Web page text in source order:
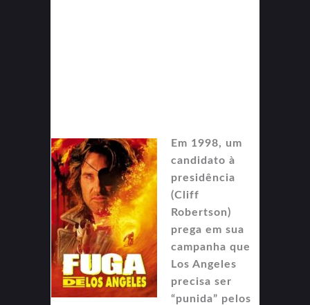
Em 1998, um
candidato à
presidência
(Cliff
Robertson)
prega em sua
campanha que
Los Angeles
precisa ser
“punida” pelos